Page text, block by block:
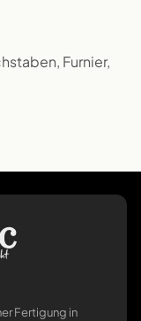
Furnier,
Fertigung in